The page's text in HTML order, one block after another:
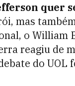
quer
mas
o William
reagiu de
do UOL